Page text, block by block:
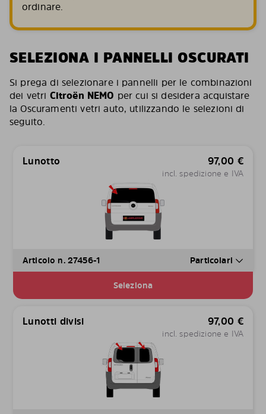
ordinare.
SELEZIONA I PANNELLI OSCURATI
Si prega di selezionare i pannelli per le combinazioni
dei vetri Citroën NEMO per cui si desidera acquistare
la Oscuramenti vetri auto, utilizzando le selezioni di
seguito.
Lunotto 97,00 €
incl. spedizione e IVA
Articolo n. 27456-1 Particolari
Seleziona
Lunotti divisi 97,00 €
incl. spedizione e IVA